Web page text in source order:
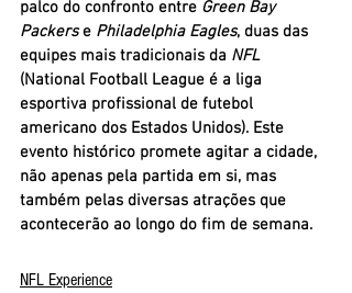
palco do confronto entre Green Bay
Packers e Philadelphia Eagles, duas das
equipes mais tradicionais da NFL
(National Football League é a liga
esportiva profissional de futebol
americano dos Estados Unidos). Este
evento histórico promete agitar a cidade,
não apenas pela partida em si, mas
também pelas diversas atrações que
acontecerão ao longo do fim de semana.
NFL Experience